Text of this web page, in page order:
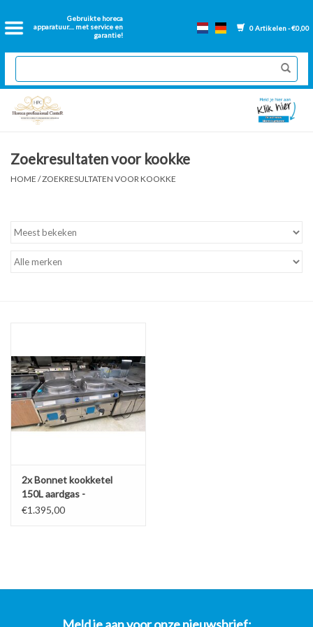
Gebruikte horeca
apparatuur.... met service en
garantie!
0 Artikelen - €0,00
Home
2dehands Horeca
Nieuwe apparatuur
GN Bakken
Zoekresultaten voor kookke
HOME /ZOEKRESULTATEN VOOR KOOKKE
2x Bonnet kookketel
150L aardgas -
100x94x101 bxdxh
€1.395,00